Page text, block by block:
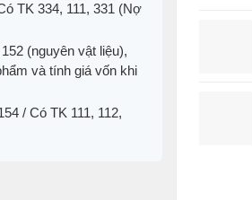
TK 334, 111, 331 (Nợ
(nguyên vật liệu),
và tính giá vốn khi
/ Có TK 111, 112,